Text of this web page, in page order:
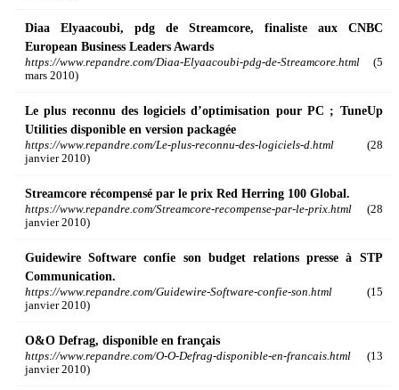
Diaa Elyaacoubi, pdg de Streamcore, finaliste aux CNBC
European Business Leaders Awards
https://www.repandre.com/Diaa-Elyaacoubi-pdg-de-Streamcore.html (5
mars 2010)
Le plus reconnu des logiciels d’optimisation pour PC ; TuneUp
Utilities disponible en version packagée
https://www.repandre.com/Le-plus-reconnu-des-logiciels-d.html (28
janvier 2010)
Streamcore récompensé par le prix Red Herring 100 Global.
https://www.repandre.com/Streamcore-recompense-par-le-prix.html (28
janvier 2010)
Guidewire Software confie son budget relations presse à STP
Communication.
https://www.repandre.com/Guidewire-Software-confie-son.html (15
janvier 2010)
O&O Defrag, disponible en français
https://www.repandre.com/O-O-Defrag-disponible-en-francais.html (13
janvier 2010)